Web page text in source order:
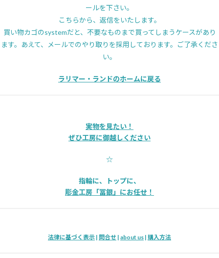
ールを下さい。
こちらから、返信をいたします。
買い物カゴのsystemだと、不要なものまで買ってしまうケースがあり
ます。あえて、メールでのやり取りを採用しております。ご了承くださ
い。
ラリマー・ランドのホームに戻る
実物を見たい！
ぜひ工房に御越しください
☆
指輪に、トップに、
彫金工房「冨銀」にお任せ！
法律に基づく表示 | 問合せ | about us | 購入方法